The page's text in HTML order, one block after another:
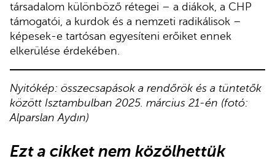
társadalom különböző rétegei – a diákok, a CHP
támogatói, a kurdok és a nemzeti radikálisok –
képesek-e tartósan egyesíteni erőiket ennek
elkerülése érdekében.
Nyitókép: összecsapások a rendőrök és a tüntetők
között Isztambulban 2025. március 21-én (fotó:
Alparslan Aydın)
Ezt a cikket nem közölhettük